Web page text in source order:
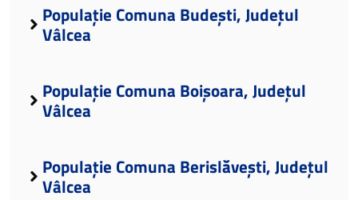
Populație Comuna Budești, Județul
Vâlcea
Populație Comuna Boișoara, Județul
Vâlcea
Populație Comuna Berislăvești, Județul
Vâlcea